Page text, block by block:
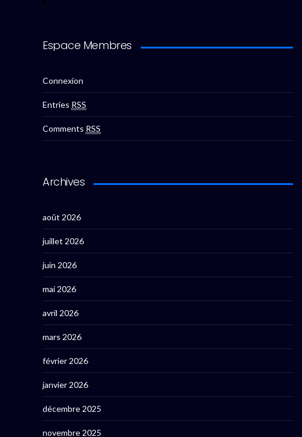
Espace Membres
Connexion
Entries RSS
Comments RSS
Archives
août 2026
juillet 2026
juin 2026
mai 2026
avril 2026
mars 2026
février 2026
janvier 2026
décembre 2025
novembre 2025